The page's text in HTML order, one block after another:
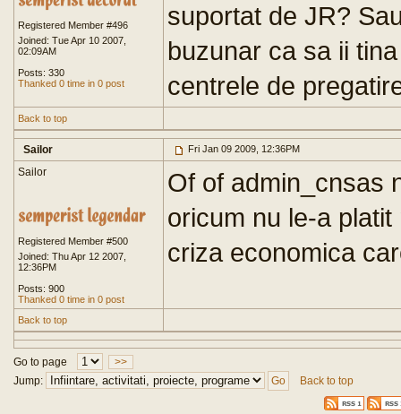
Registered Member #496
Joined: Tue Apr 10 2007,
02:09AM
Posts: 330
Thanked 0 time in 0 post
suportat de JR?
buzunar ca sa ii
centrele de
Back to top
Sailor Fri Jan 09 2009, 12:36PM
Sailor
Registered Member #500
Joined: Thu Apr 12 2007,
12:36PM
Posts: 900
Thanked 0 time in 0 post
Of of admin_cnsas
oricum nu le-a
criza economica
Back to top
Go to page
>>
Jump:
Back to top